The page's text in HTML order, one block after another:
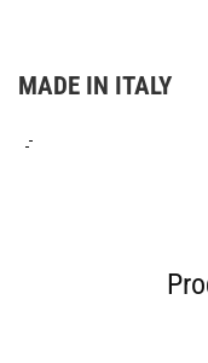
MADE IN ITALY